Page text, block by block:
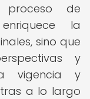
proceso de
la
sino que
y
vigencia y
a lo largo